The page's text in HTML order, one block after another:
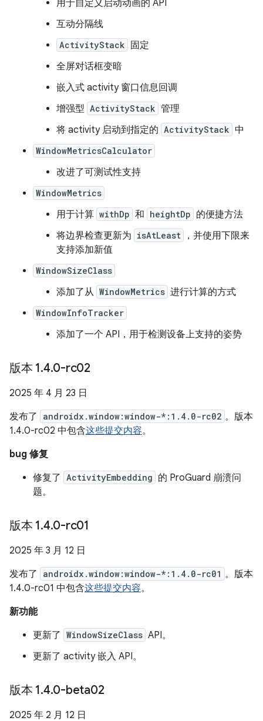
用于自定义启动动画的 API
互动分隔线
ActivityStack
固定
全屏对话框变暗
嵌入式 activity 窗口信息回调
增强型 ActivityStack 管理
将 activity 启动到指定的 ActivityStack 中
WindowMetricsCalculator
改进了可测试性支持
WindowMetrics
用于计算 withDp 和 heightDp 的便捷方法
将边界检查更新为 isAtLeast
，并使用下限来
支持添加新值
WindowSizeClass
添加了从 WindowMetrics 进行计算的方式
WindowInfoTracker
添加了一个 API，用于检测设备上支持的姿势
版本 1.4.0-rc02
2025 年 4 月 23 日
发布了
androidx.window:window-*:1.4.0-rc02 。版本
1.4.0-rc02 中包含这些提交内容。
bug 修复
修复了 ActivityEmbedding 的 ProGuard 崩溃问
题。
版本 1.4.0-rc01
2025 年 3 月 12 日
发布了
androidx.window:window-*:1.4.0-rc01 。版本
1.4.0-rc01 中包含这些提交内容。
新功能
更新了 WindowSizeClass API。
更新了 activity 嵌入 API。
版本 1.4.0-beta02
2025 年 2 月 12 日